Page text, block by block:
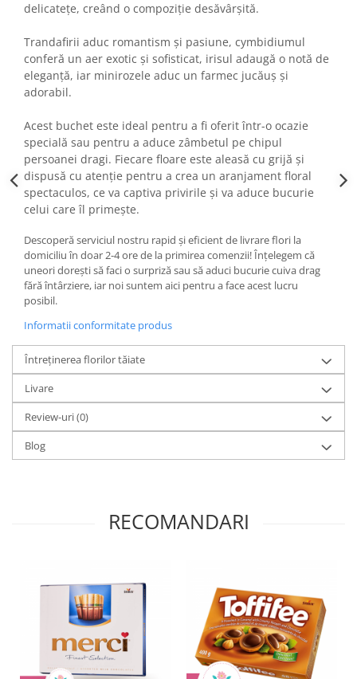
delicatețe, creând o compoziție desăvârșită.
Trandafirii aduc romantism și pasiune, cymbidiumul
conferă un aer exotic și sofisticat, irisul adaugă o notă de
eleganță, iar minirozele aduc un farmec jucăuș și
adorabil.
Acest buchet este ideal pentru a fi oferit într-o ocazie
specială sau pentru a aduce zâmbetul pe chipul
persoanei dragi. Fiecare floare este aleasă cu grijă și
dispusă cu atenție pentru a crea un aranjament floral
spectaculos, ce va captiva privirile și va aduce bucurie
celui care îl primește.
Descoperă serviciul nostru rapid și eficient de livrare flori la
domiciliu în doar 2-4 ore de la primirea comenzii! Înțelegem că
uneori dorești să faci o surpriză sau să aduci bucurie cuiva drag
fără întârziere, iar noi suntem aici pentru a face acest lucru
posibil.
Informatii conformitate produs
Întreţinerea florilor tăiate
Livare
Review-uri(0)
Blog
RECOMANDARI